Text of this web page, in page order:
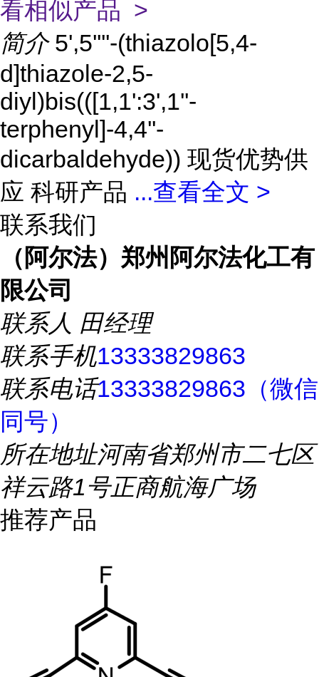
看相似产品 >
简介 5',5''''-(thiazolo[5,4-
d]thiazole-2,5-
diyl)bis(([1,1':3',1''-
terphenyl]-4,4''-
dicarbaldehyde)) 现货优势供
应 科研产品 ...查看全文 >
联系我们
（阿尔法）郑州阿尔法化工有
限公司
联系人 田经理
联系手机13333829863
联系电话13333829863（微信
同号）
所在地址河南省郑州市二七区
祥云路1号正商航海广场
推荐产品